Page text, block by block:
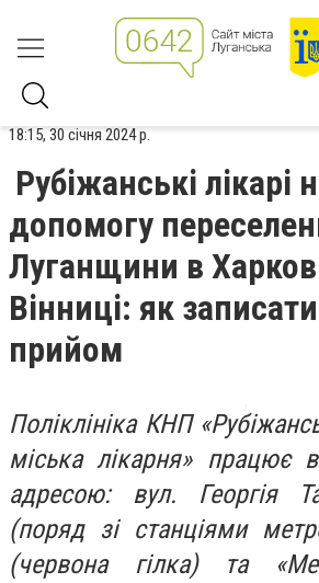
18:15, 30 січня 2024 р.
Рубіжанські лікарі
допомогу
Луганщини в
Вінниці: як
прийом
Поліклініка КНП
міська лікарня» працює
адресою: вул. Георгія
(поряд зі станціями
(червона гілка) та